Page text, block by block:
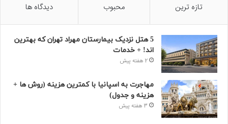
تازه ترین محبوب دیدگاه ها
5 هتل نزدیک بیمارستان مهراد تهران که بهترین‌
اند! + خدمات
2 هفته پیش
مهاجرت به اسپانیا با کمترین هزینه (روش ها +
هزینه و جدول)
3 هفته پیش